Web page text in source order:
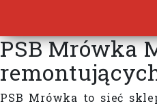
PSB Mrówka
PSB Mrówka to sieć